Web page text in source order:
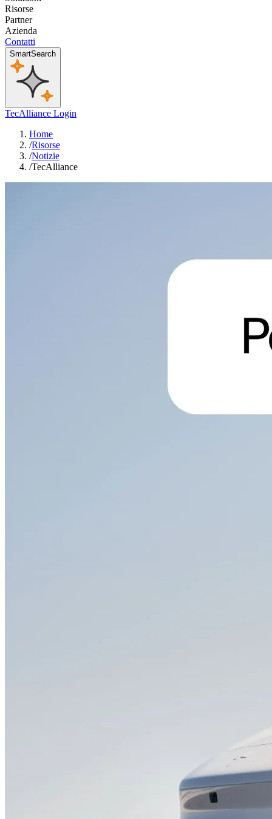
Risorse
Partner
Azienda
Contatti
SmartSearch
TecAlliance Login
Home
/Risorse
/Notizie
/TecAlliance